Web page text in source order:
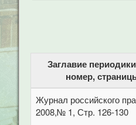
Заглавие
номер,
Журнал российского
2008,№ 1, Стр. 126-130